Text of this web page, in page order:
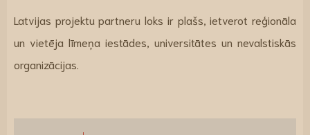
Latvijas projektu partneru loks ir plašs, ietverot reģionāla
un vietēja līmeņa iestādes, universitātes un nevalstiskās
organizācijas.